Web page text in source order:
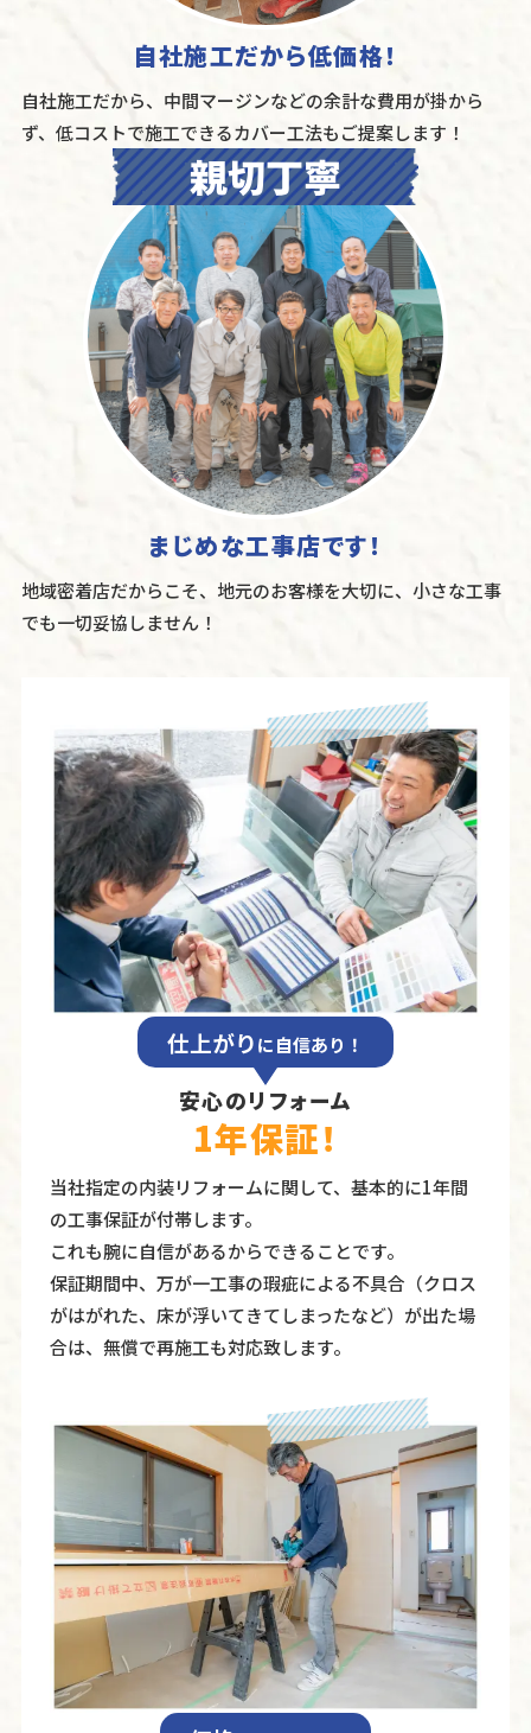
自社施工だから低価格！
自社施工だから、中間マージンなどの余計な費用が掛から
ず、低コストで施工できるカバー工法もご提案します！
まじめな工事店です！
地域密着店だからこそ、地元のお客様を大切に、小さな工事
でも一切妥協しません！
仕上がりに自信あり！
安心のリフォーム
1年保証！
当社指定の内装リフォームに関して、基本的に1年間
の⼯事保証が付帯します。
これも腕に自信があるからできることです。
保証期間中、万が⼀⼯事の瑕疵による不具合（クロス
がはがれた、床が浮いてきてしまったなど）が出た場
合は、無償で再施⼯も対応致します。